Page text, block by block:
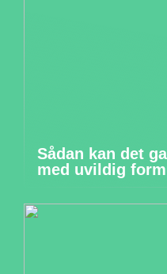
Sådan kan det
med uvildig